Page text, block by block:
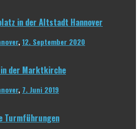
in der Altstadt Hannover
,12. September 2020
in der Marktkirche
, 7. Juni 2019
Turmführungen